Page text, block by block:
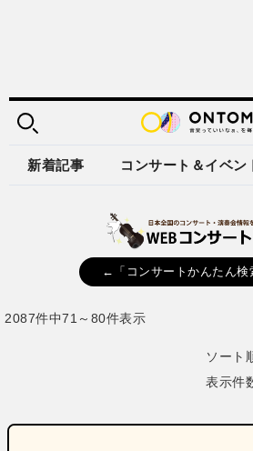
新着記事 コンサート＆イベン
←「コンサートかんたん検
2087件中71～80件表示
ソート
表示件